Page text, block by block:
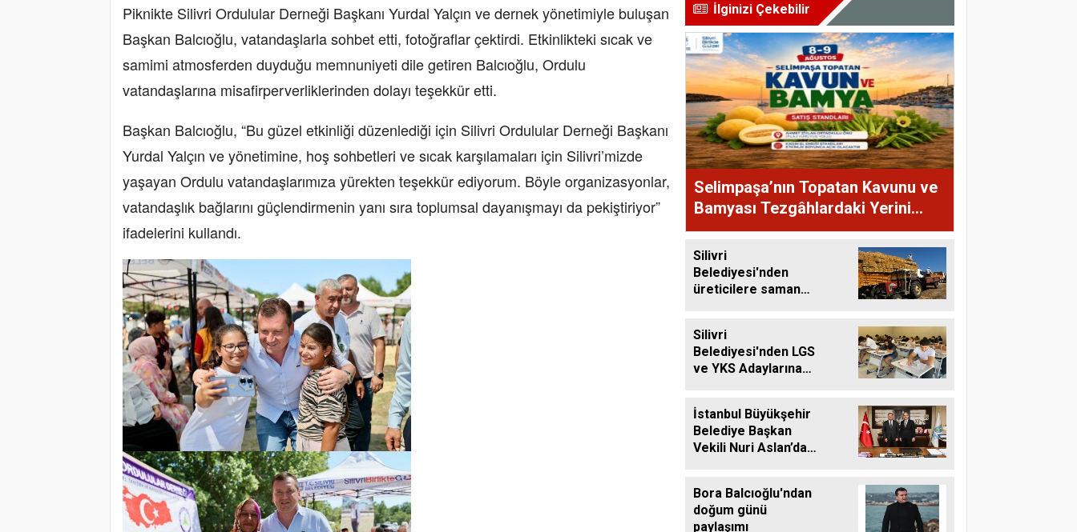
Piknikte Silivri Ordulular Derneği Başkanı Yurdal Yalçın ve dernek yönetimiyle buluşan
Başkan Balcıoğlu, vatandaşlarla sohbet etti, fotoğraflar çektirdi. Etkinlikteki sıcak ve
samimi atmosferden duyduğu memnuniyeti dile getiren Balcıoğlu, Ordulu
vatandaşlarına misafirperverliklerinden dolayı teşekkür etti.
Başkan Balcıoğlu, “Bu güzel etkinliği düzenlediği için Silivri Ordulular Derneği Başkanı
Yurdal Yalçın ve yönetimine, hoş sohbetleri ve sıcak karşılamaları için Silivri’mizde
yaşayan Ordulu vatandaşlarımıza yürekten teşekkür ediyorum. Böyle organizasyonlar,
vatandaşlık bağlarını güçlendirmenin yanı sıra toplumsal dayanışmayı da pekiştiriyor”
ifadelerini kullandı.
İlginizi Çekebilir
Selimpaşa’nın Topatan Kavunu ve
Bamyası Tezgâhlardaki Yerini
Alıyor
Silivri
Belediyesi'nden
üreticilere saman
Silivri
Belediyesi'nden LGS
ve YKS Adaylarına
İstanbul Büyükşehir
Belediye Başkan
Vekili Nuri Aslan’dan
Bora Balcıoğlu'ndan
doğum günü
paylaşımı